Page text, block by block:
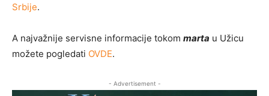
Srbije.
A najvažnije servisne informacije tokom marta u Užicu
možete pogledati OVDE.
- Advertisement -